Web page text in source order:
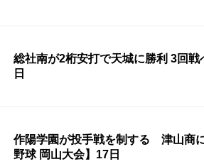
総社南が2桁安打で天城に勝利 3回
日
作陽学園が投手戦を制する 津山商
野球 岡山大会】17日